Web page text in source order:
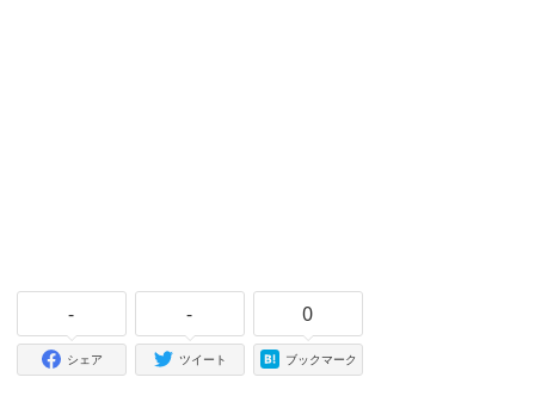
-
シェア
-
ツイート
0
ブックマーク